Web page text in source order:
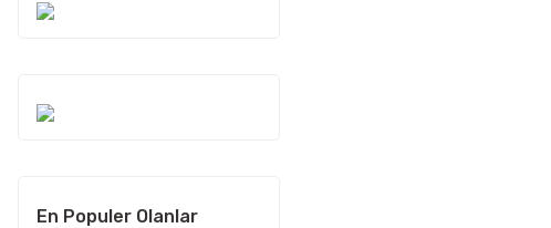
En Populer Olanlar